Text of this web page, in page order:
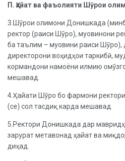
П. Ҳайат ва фаъолияти Шӯрои
3.Шӯрои олимони Донишкада
ректор (раиси Шӯро), муовинони
ба таълим – муовини раиси Шӯро),
директорони воҳидҳои таркибӣ,
кормандони намоёни илмию
мешавад.
4.Ҳайати Шӯро бо фармони
(се) сол тасдиқ карда мешавад.
5.Ректори Донишкада дар
зарурат метавонад ҳайат ва
диҳад.